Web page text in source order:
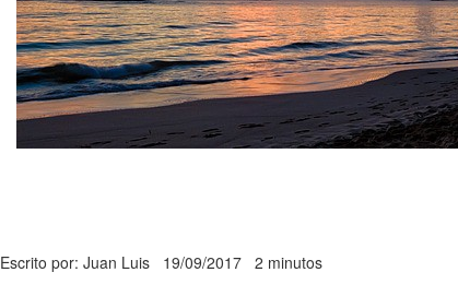
Escrito por: Juan Luis 19/09/2017 2 minutos